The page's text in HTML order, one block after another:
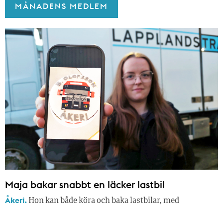
MÅNADENS MEDLEM
Maja bakar snabbt en läcker lastbil
Åkeri. Hon kan både köra och baka lastbilar, med